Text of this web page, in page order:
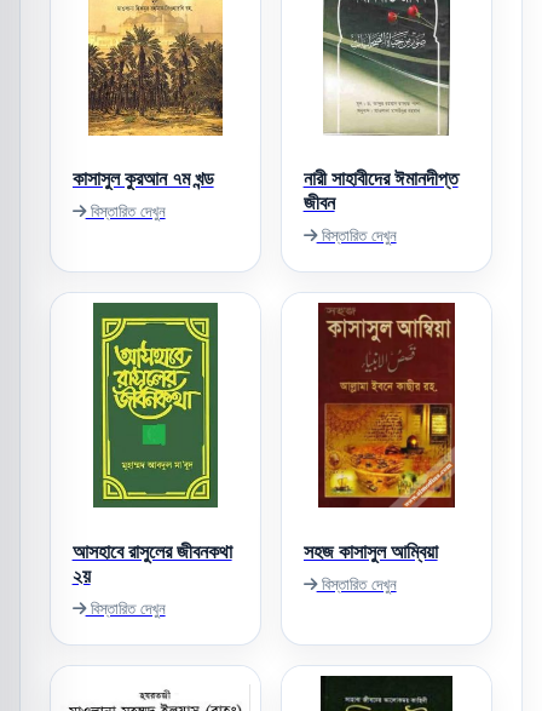
কাসাসুল কুরআন ৭ম খন্ড
বিস্তারিত দেখুন
নারী সাহাবীদের ঈমানদীপ্ত
জীবন
বিস্তারিত দেখুন
আসহাবে রাসুলের জীবনকথা
২য়
বিস্তারিত দেখুন
সহজ কাসাসুল আম্বিয়া
বিস্তারিত দেখুন